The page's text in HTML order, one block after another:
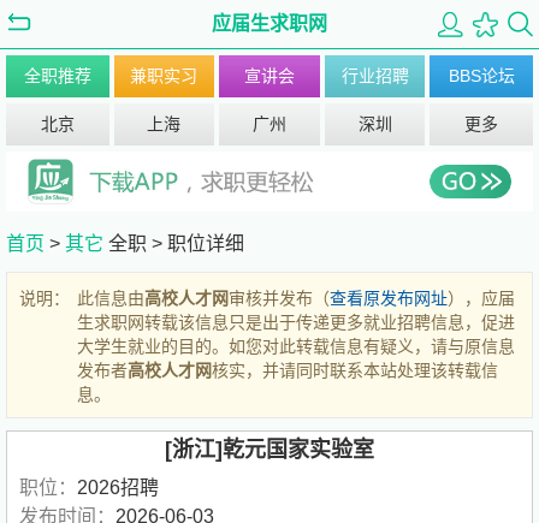
应届生求职网
全职推荐 兼职实习 宣讲会 行业招聘 BBS论坛
北京 上海 广州 深圳 更多
首页 > 其它 全职 > 职位详细
说明： 此信息由高校人才网审核并发布（查看原发布网址），应届
生求职网转载该信息只是出于传递更多就业招聘信息，促进
大学生就业的目的。如您对此转载信息有疑义，请与原信息
发布者高校人才网核实，并请同时联系本站处理该转载信
息。
[浙江]乾元国家实验室
职位： 2026招聘
发布时间： 2026-06-03